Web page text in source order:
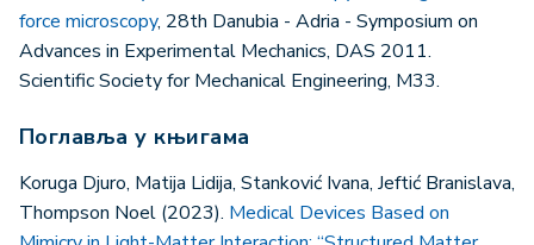
force microscopy, 28th Danubia - Adria - Symposium on
Advances in Experimental Mechanics, DAS 2011.
Scientific Society for Mechanical Engineering, M33.
Поглавља у књигама
Koruga Djuro, Matija Lidija, Stanković Ivana, Jeftić Branislava,
Thompson Noel (2023). Medical Devices Based on